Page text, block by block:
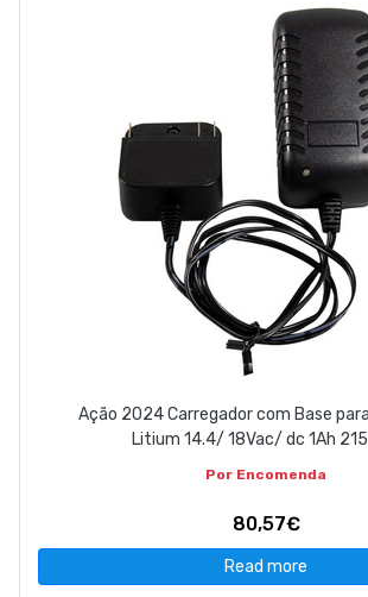
Ação 2024 Carregador com Base
Litium 14.4/ 18Vac/ dc 1Ah
Por Encomenda
80,57€
Read more